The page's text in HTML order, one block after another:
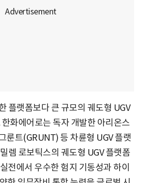
플랫폼보다 큰 규모의 궤도형 UGV
화에어로는 독자 개발한 아리온스
룬트(GRUNT) 등 차륜형 UGV 플랫
렘 로보틱스의 궤도형 UGV 플랫폼
전에서 우수한 험지 기동성과 하이